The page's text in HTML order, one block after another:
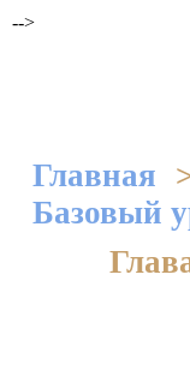
-->
Главная
Базовый